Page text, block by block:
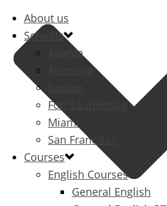
About us
Schools
Atlanta
Aventura
Fort Lauderdale
Miami
San Francisco
Courses
English Courses
General English